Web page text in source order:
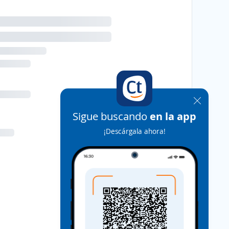
Sigue buscando en la app
¡Descárgala ahora!